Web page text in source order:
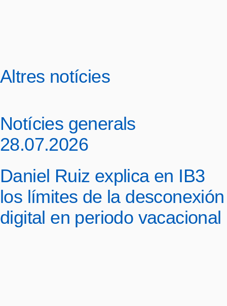
Altres notícies
Notícies generals
28.07.2026
Daniel Ruiz explica en IB3
los límites de la desconexión
digital en periodo vacacional